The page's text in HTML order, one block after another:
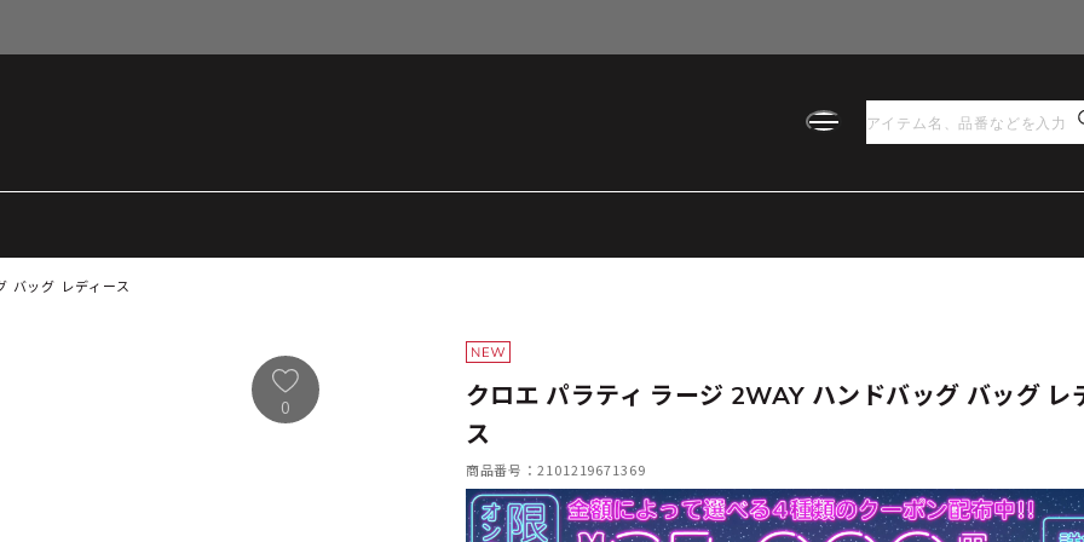
バッグ レディース
0
クロエ パラティ ラージ 2WAY ハンドバッグ バッグ レ
ス
商品番号：2101219671369